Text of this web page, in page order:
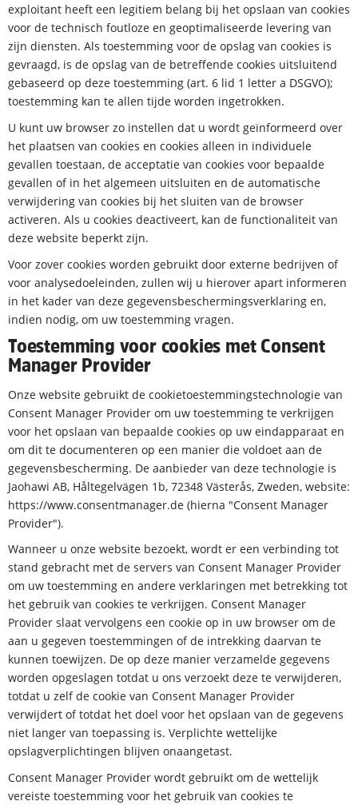
exploitant heeft een legitiem belang bij het opslaan van cookies
voor de technisch foutloze en geoptimaliseerde levering van
zijn diensten. Als toestemming voor de opslag van cookies is
gevraagd, is de opslag van de betreffende cookies uitsluitend
gebaseerd op deze toestemming (art. 6 lid 1 letter a DSGVO);
toestemming kan te allen tijde worden ingetrokken.
U kunt uw browser zo instellen dat u wordt geïnformeerd over
het plaatsen van cookies en cookies alleen in individuele
gevallen toestaan, de acceptatie van cookies voor bepaalde
gevallen of in het algemeen uitsluiten en de automatische
verwijdering van cookies bij het sluiten van de browser
activeren. Als u cookies deactiveert, kan de functionaliteit van
deze website beperkt zijn.
Voor zover cookies worden gebruikt door externe bedrijven of
voor analysedoeleinden, zullen wij u hierover apart informeren
in het kader van deze gegevensbeschermingsverklaring en,
indien nodig, om uw toestemming vragen.
Toestemming voor cookies met Consent
Manager Provider
Onze website gebruikt de cookietoestemmingstechnologie van
Consent Manager Provider om uw toestemming te verkrijgen
voor het opslaan van bepaalde cookies op uw eindapparaat en
om dit te documenteren op een manier die voldoet aan de
gegevensbescherming. De aanbieder van deze technologie is
Jaohawi AB, Håltegelvägen 1b, 72348 Västerås, Zweden, website:
https://www.consentmanager.de (hierna "Consent Manager
Provider").
Wanneer u onze website bezoekt, wordt er een verbinding tot
stand gebracht met de servers van Consent Manager Provider
om uw toestemming en andere verklaringen met betrekking tot
het gebruik van cookies te verkrijgen. Consent Manager
Provider slaat vervolgens een cookie op in uw browser om de
aan u gegeven toestemmingen of de intrekking daarvan te
kunnen toewijzen. De op deze manier verzamelde gegevens
worden opgeslagen totdat u ons verzoekt deze te verwijderen,
totdat u zelf de cookie van Consent Manager Provider
verwijdert of totdat het doel voor het opslaan van de gegevens
niet langer van toepassing is. Verplichte wettelijke
opslagverplichtingen blijven onaangetast.
Consent Manager Provider wordt gebruikt om de wettelijk
vereiste toestemming voor het gebruik van cookies te